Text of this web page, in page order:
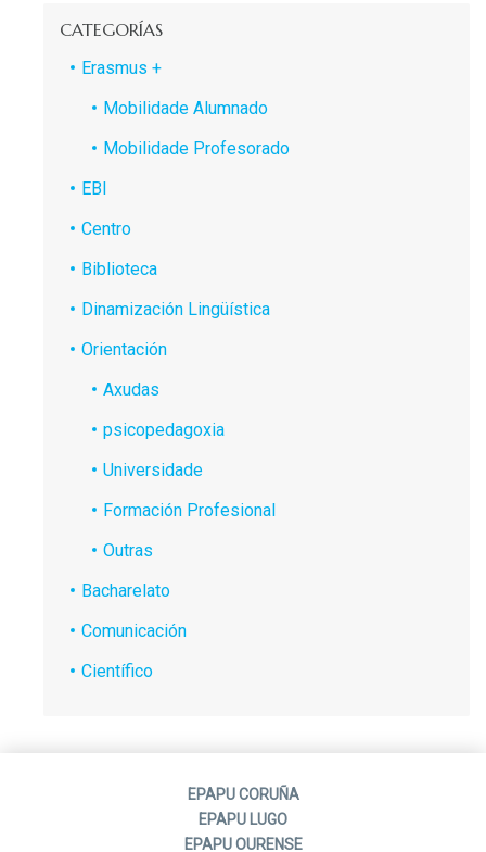
CATEGORÍAS
Erasmus +
Mobilidade Alumnado
Mobilidade Profesorado
EBI
Centro
Biblioteca
Dinamización Lingüística
Orientación
Axudas
psicopedagoxia
Universidade
Formación Profesional
Outras
Bacharelato
Comunicación
Científico
EPAPU CORUÑA
EPAPU LUGO
EPAPU OURENSE